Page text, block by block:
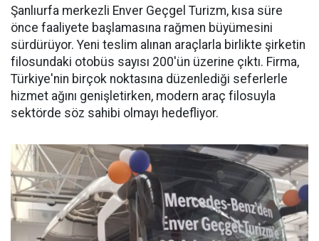
Şanlıurfa merkezli Enver Geçgel Turizm, kısa süre
önce faaliyete başlamasına rağmen büyümesini
sürdürüyor. Yeni teslim alınan araçlarla birlikte şirketin
filosundaki otobüs sayısı 200'ün üzerine çıktı. Firma,
Türkiye'nin birçok noktasına düzenlediği seferlerle
hizmet ağını genişletirken, modern araç filosuyla
sektörde söz sahibi olmayı hedefliyor.